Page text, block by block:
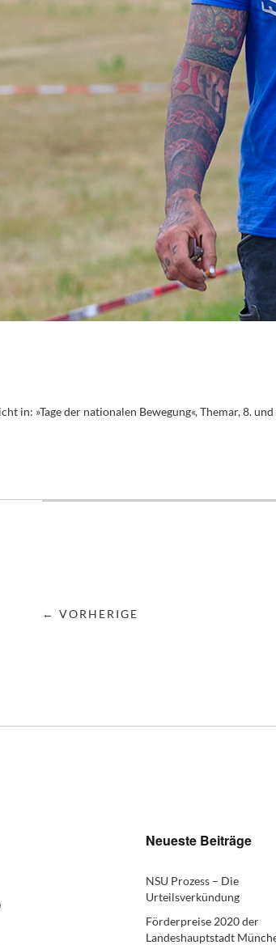
in: »Tage der nationalen Bewegung«, Themar, 8.
← VORHERIGE
Neueste Beiträge
NSU Prozess – Die
Urteilsverkündung
Förderpreise 2020 der
Landeshauptstadt